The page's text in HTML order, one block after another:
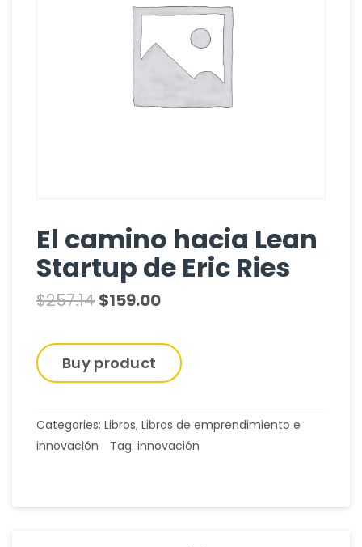
El camino hacia Lean
Startup de Eric Ries
$257.14 $159.00
Buy product
Categories: Libros, Libros de emprendimiento e
innovación
Tag: innovación